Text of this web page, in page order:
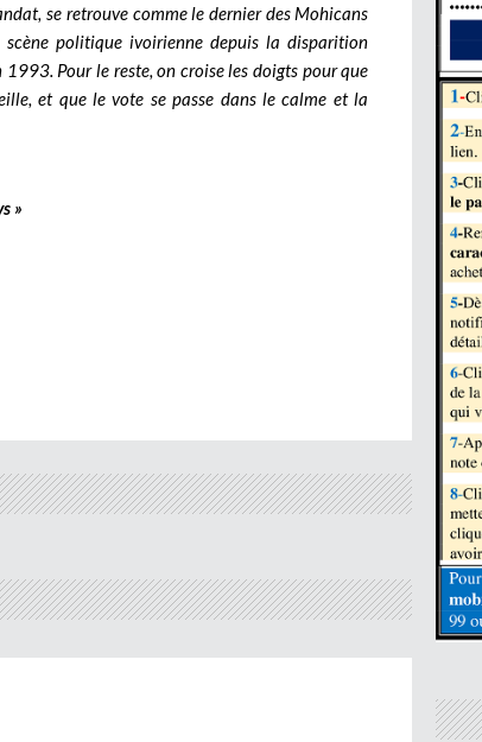
se retrouve comme le dernier des Mohicans
politique ivoirienne depuis la disparition
Pour le reste, on croise les doigts pour que
et que le vote se passe dans le calme et la
»